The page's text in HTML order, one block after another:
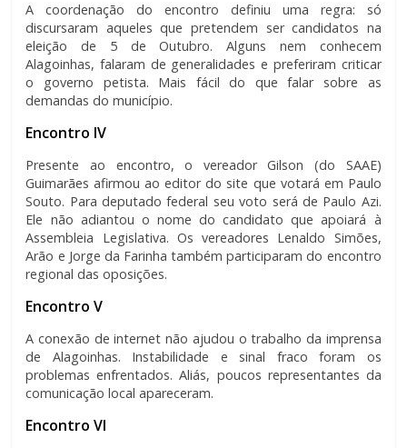
A coordenação do encontro definiu uma regra: só
discursaram aqueles que pretendem ser candidatos na
eleição de 5 de Outubro. Alguns nem conhecem
Alagoinhas, falaram de generalidades e preferiram criticar
o governo petista. Mais fácil do que falar sobre as
demandas do município.
Encontro IV
Presente ao encontro, o vereador Gilson (do SAAE)
Guimarães afirmou ao editor do site que votará em Paulo
Souto. Para deputado federal seu voto será de Paulo Azi.
Ele não adiantou o nome do candidato que apoiará à
Assembleia Legislativa. Os vereadores Lenaldo Simões,
Arão e Jorge da Farinha também participaram do encontro
regional das oposições.
Encontro V
A conexão de internet não ajudou o trabalho da imprensa
de Alagoinhas. Instabilidade e sinal fraco foram os
problemas enfrentados. Aliás, poucos representantes da
comunicação local apareceram.
Encontro VI